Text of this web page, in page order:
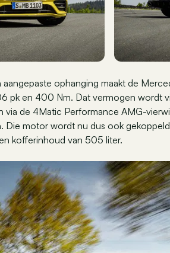
ophanging maakt de
pk en 400 Nm. Dat vermogen wordt
de 4Matic Performance AMG-
motor wordt nu dus ook gekoppeld
kofferinhoud van 505 liter.